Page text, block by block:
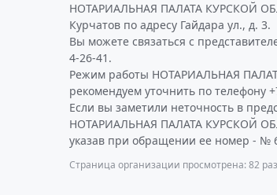
НОТАРИАЛЬНАЯ ПАЛАТА КУРСКОЙ
Курчатов по адресу Гайдара ул., д. 3.
Вы можете связаться с
4-26-41.
Режим работы НОТАРИАЛЬНАЯ
рекомендуем уточнить по телефону
Если вы заметили неточность в
НОТАРИАЛЬНАЯ ПАЛАТА КУРСКОЙ
указав при обращении ее номер - №
Страница организации просмотрена: 82